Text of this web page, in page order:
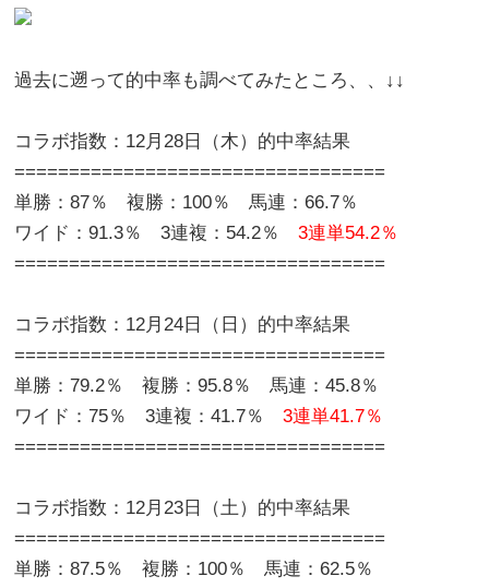
過去に遡って的中率も調べてみたところ、、↓↓
コラボ指数：12月28日（木）的中率結果
==================================
単勝：87％ 複勝：100％ 馬連：66.7％
ワイド：91.3％ 3連複：54.2％3連単54.2％
==================================
コラボ指数：12月24日（日）的中率結果
==================================
単勝：79.2％ 複勝：95.8％ 馬連：45.8％
ワイド：75％ 3連複：41.7％3連単41.7％
==================================
コラボ指数：12月23日（土）的中率結果
==================================
単勝：87.5％ 複勝：100％ 馬連：62.5％